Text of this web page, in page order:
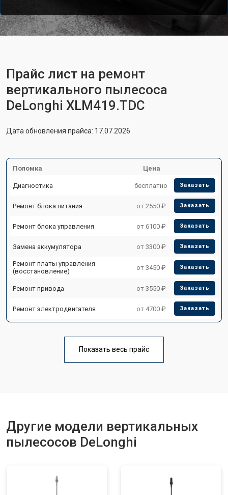
Прайс лист на ремонт
вертикального пылесоса
DeLonghi XLM419.TDC
Дата обновления прайса: 17.07.2026
Поломка Цена
Диагностика бесплатно Заказать
Ремонт блока питания от 2550 ₽ Заказать
Ремонт блока управления от 6100 ₽ Заказать
Замена аккумулятора от 3300 ₽ Заказать
Ремонт платы управления
(восстановление)
от 3450 ₽ Заказать
Ремонт привода от 3550 ₽ Заказать
Ремонт электродвигателя от 4700 ₽ Заказать
Показать весь прайс
Другие модели вертикальных
пылесосов DeLonghi